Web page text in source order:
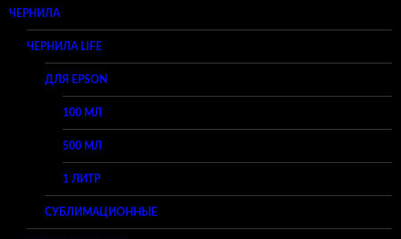
ЧЕРНИЛА
ЧЕРНИЛА LIFE
ДЛЯ EPSON
100 МЛ
500 МЛ
1 ЛИТР
СУБЛИМАЦИОННЫЕ